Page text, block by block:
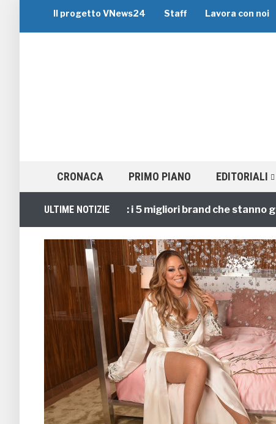
Il progetto VNews24 Staff Lavora con noi
CRONACA PRIMO PIANO EDITORIALI
ULTIME NOTIZIE
Viaggi di Gruppo: i 5 migliori brand che stanno